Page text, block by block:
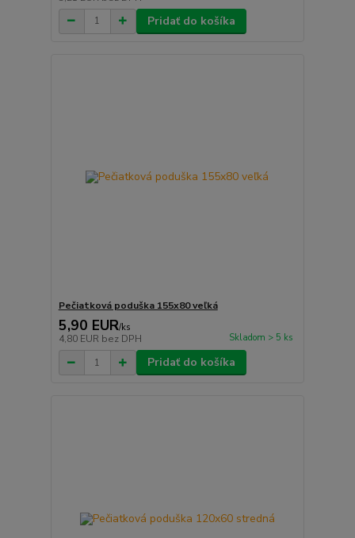
Pridať do košíka
Pečiatková poduška 155x80 veľká
5,90 EUR/ks
4,80 EUR bez DPH Skladom > 5 ks
Pridať do košíka